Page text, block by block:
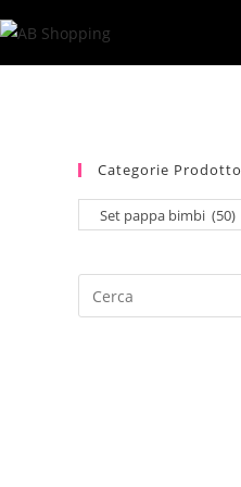
al
contenuto
Categorie Prodotto